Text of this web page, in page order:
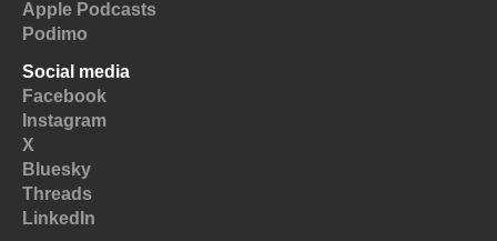
Apple Podcasts
Podimo
Social media
Facebook
Instagram
X
Bluesky
Threads
LinkedIn